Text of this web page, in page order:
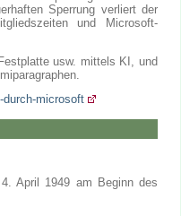
Sperrung verliert der
und Microsoft-
usw. mittels KI, und
durch-microsoft
April 1949 am Beginn des